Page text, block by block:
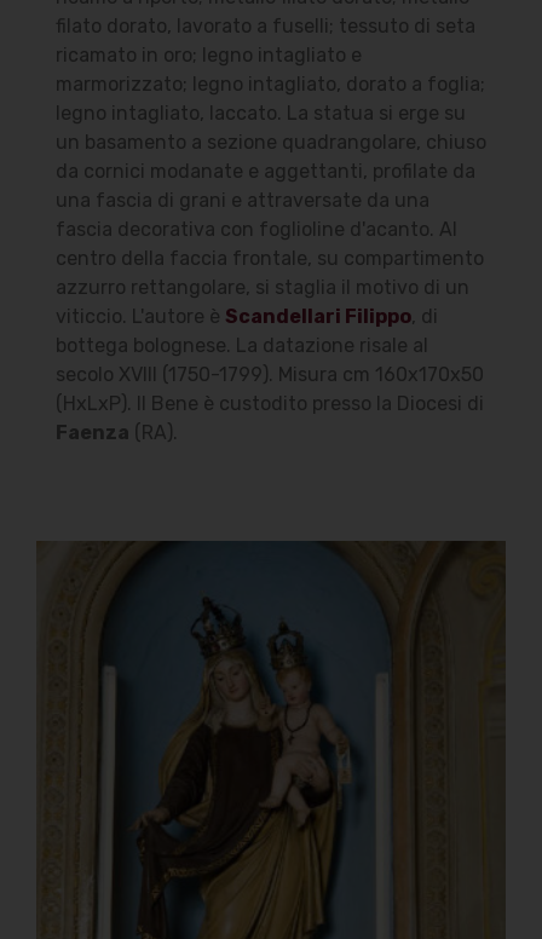
filato dorato, lavorato a fuselli; tessuto di seta
ricamato in oro; legno intagliato e
marmorizzato; legno intagliato, dorato a foglia;
legno intagliato, laccato. La statua si erge su
un basamento a sezione quadrangolare, chiuso
da cornici modanate e aggettanti, profilate da
una fascia di grani e attraversate da una
fascia decorativa con foglioline d'acanto. Al
centro della faccia frontale, su compartimento
azzurro rettangolare, si staglia il motivo di un
viticcio. L'autore è Scandellari Filippo, di
bottega bolognese. La datazione risale al
secolo XVIII (1750-1799). Misura cm 160x170x50
(HxLxP). Il Bene è custodito presso la Diocesi di
Faenza (RA).